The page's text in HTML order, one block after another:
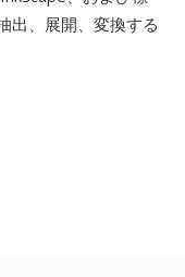
出、展開、変換する